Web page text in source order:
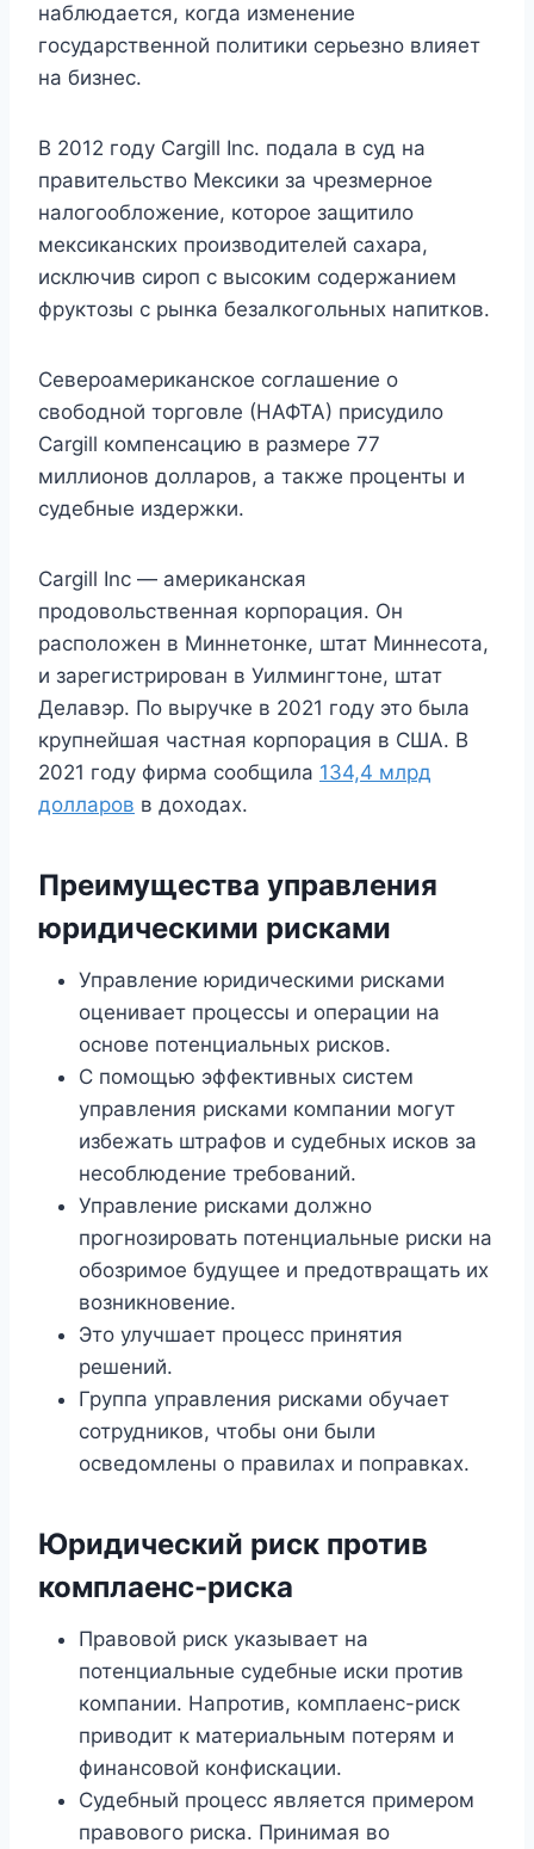
наблюдается, когда изменение
государственной политики серьезно влияет
на бизнес.
В 2012 году Cargill Inc. подала в суд на
правительство Мексики за чрезмерное
налогообложение, которое защитило
мексиканских производителей сахара,
исключив сироп с высоким содержанием
фруктозы с рынка безалкогольных напитков.
Североамериканское соглашение о
свободной торговле (НАФТА) присудило
Cargill компенсацию в размере 77
миллионов долларов, а также проценты и
судебные издержки.
Cargill Inc — американская
продовольственная корпорация. Он
расположен в Миннетонке, штат Миннесота,
и зарегистрирован в Уилмингтоне, штат
Делавэр. По выручке в 2021 году это была
крупнейшая частная корпорация в США. В
2021 году фирма сообщила 134,4 млрд
долларов в доходах.
Преимущества управления
юридическими рисками
Управление юридическими рисками
оценивает процессы и операции на
основе потенциальных рисков.
С помощью эффективных систем
управления рисками компании могут
избежать штрафов и судебных исков за
несоблюдение требований.
Управление рисками должно
прогнозировать потенциальные риски на
обозримое будущее и предотвращать их
возникновение.
Это улучшает процесс принятия
решений.
Группа управления рисками обучает
сотрудников, чтобы они были
осведомлены о правилах и поправках.
Юридический риск против
комплаенс-риска
Правовой риск указывает на
потенциальные судебные иски против
компании. Напротив, комплаенс-риск
приводит к материальным потерям и
финансовой конфискации.
Судебный процесс является примером
правового риска. Принимая во